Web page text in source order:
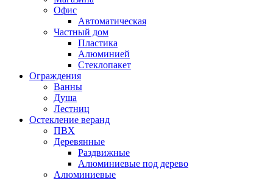
Офис
Автоматическая
Частный дом
Пластика
Алюминией
Стеклопакет
Ограждения
Ванны
Душа
Лестниц
Остекление веранд
ПВХ
Деревянные
Раздвижные
Алюминиевые под дерево
Алюминиевые